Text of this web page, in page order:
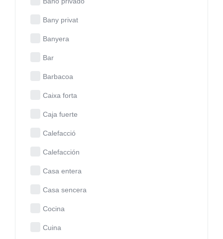
Bany privat
Banyera
Bar
Barbacoa
Caixa forta
Caja fuerte
Calefacció
Calefacción
Casa entera
Casa sencera
Cocina
Cuina